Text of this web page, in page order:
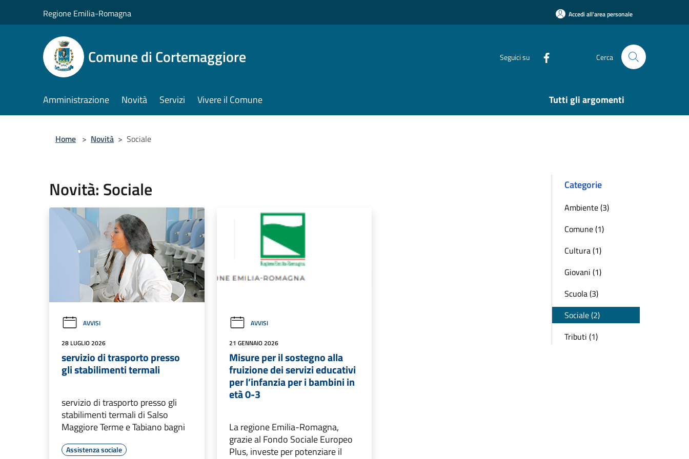
Regione Emilia-Romagna Accedi all'area personale
Comune di Cortemaggiore Seguici su Cerca
Amministrazione Novità Servizi Vivere il Comune Tutti gli argomenti
Home > Novità > Sociale
Novità: Sociale
AVVISI
28 LUGLIO 2026
servizio di trasporto presso
gli stabilimenti termali
servizio di trasporto presso gli
stabilimenti termali di Salso
Maggiore Terme e Tabiano bagni
Assistenza sociale
AVVISI
21 GENNAIO 2026
Misure per il sostegno alla
fruizione dei servizi educativi
per l’infanzia per i bambini in
età 0-3
La regione Emilia-Romagna,
grazie al Fondo Sociale Europeo
Plus, investe per potenziare il
Categorie
Ambiente (3)
Comune (1)
Cultura (1)
Giovani (1)
Scuola (3)
Sociale (2)
Tributi (1)